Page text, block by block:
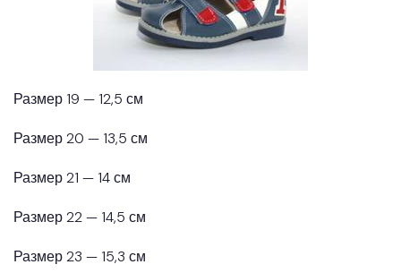
Размер 19 — 12,5 см
Размер 20 — 13,5 см
Размер 21 — 14 см
Размер 22 — 14,5 см
Размер 23 — 15,3 см